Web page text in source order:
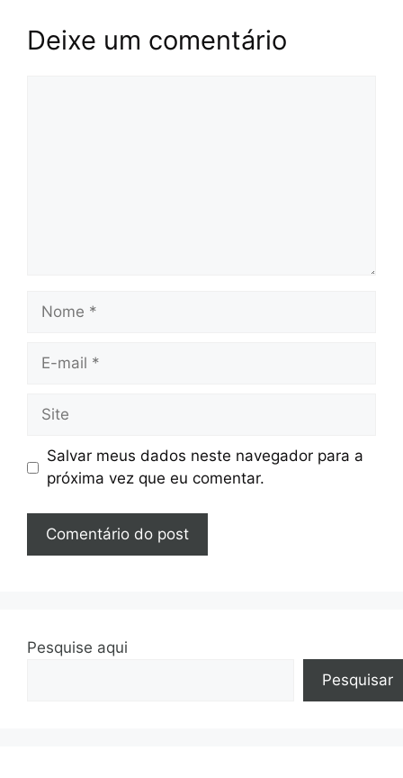
Deixe um comentário
Nome
Site
Salvar meus dados neste navegador para a
próxima vez que eu comentar.
Pesquise aqui
Pesquisar